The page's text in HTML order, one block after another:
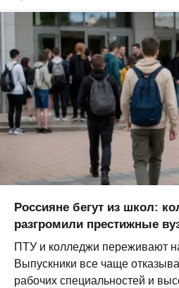
Россияне бегут из школ:
разгромили престижные
ПТУ и колледжи переживают
Выпускники все чаще
рабочих специальностей и